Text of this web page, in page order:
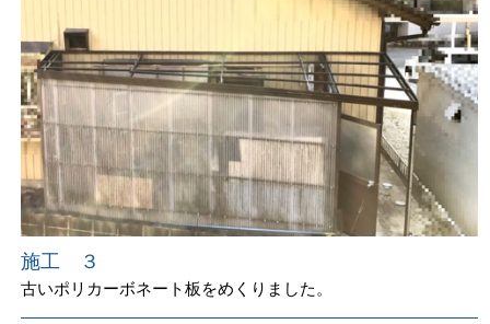
施工 ３
古いポリカーボネート板をめくりました。